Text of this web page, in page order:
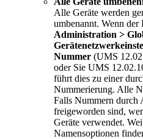
Alle Geräte werden
umbenannt. Wenn der
Administration >
Nummer (UMS
oder Sie UMS
führt dies zu einer
Nummerierung. Alle
Falls Nummern durch
freigeworden sind,
Geräte verwendet.
Namensoptionen